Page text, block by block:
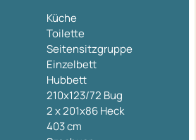
Küche
Toilette
Seitensitzgruppe
Einzelbett
Hubbett
210x123/72 Bug
2 x 201x86 Heck
403 cm